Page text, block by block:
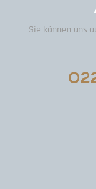
Sie können uns